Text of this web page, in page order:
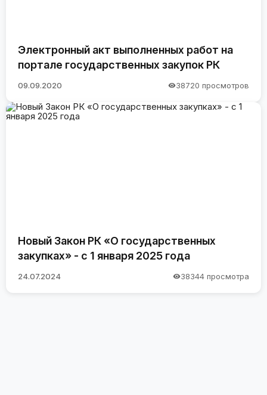
Электронный акт выполненных работ на
портале государственных закупок РК
09.09.2020 38720 просмотров
Новый Закон РК «О государственных
закупках» - с 1 января 2025 года
24.07.2024 38344 просмотра